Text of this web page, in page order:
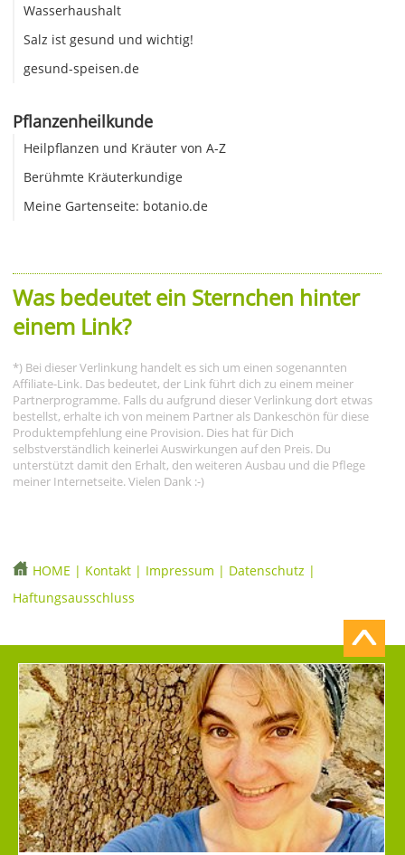
Wasserhaushalt
Salz ist gesund und wichtig!
gesund-speisen.de
Pflanzenheilkunde
Heilpflanzen und Kräuter von A-Z
Berühmte Kräuterkundige
Meine Gartenseite: botanio.de
Was bedeutet ein Sternchen hinter
einem Link?
*) Bei dieser Verlinkung handelt es sich um einen sogenannten
Affiliate-Link. Das bedeutet, der Link führt dich zu einem meiner
Partnerprogramme. Falls du aufgrund dieser Verlinkung dort etwas
bestellst, erhalte ich von meinem Partner als Dankeschön für diese
Produktempfehlung eine Provision. Dies hat für Dich
selbstverständlich keinerlei Auswirkungen auf den Preis. Du
unterstützt damit den Erhalt, den weiteren Ausbau und die Pflege
meiner Internetseite. Vielen Dank :-)
HOME | Kontakt | Impressum | Datenschutz |
Haftungsausschluss